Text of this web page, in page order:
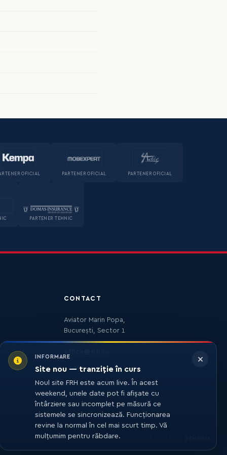
OFICIAL PARTENER OFICIAL PARTENER OFICIAL
PARTENER TEHNIC
INFORMARE
Site nou — tranziție în curs
Noul site FRH este acum live. În acest
weekend, unele date pot fi afișate cu
întârziere sau incomplet pe măsură ce
sistemele se sincronizează. Funcționarea
revine la normal în cel mai scurt timp. Vă
mulțumim pentru răbdare.
CONTACT
Aviator Marin Popa,
București, Sector 1